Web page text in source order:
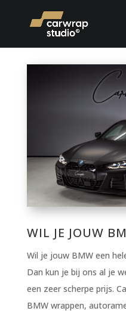
WIL JE JOUW
Wil je jouw BMW een
Dan kun je bij ons al je
een zeer scherpe prijs.
BMW wrappen,